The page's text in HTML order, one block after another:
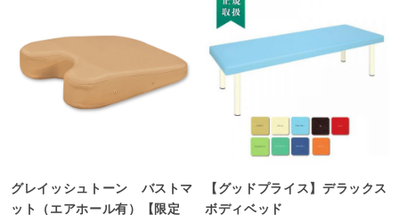
グレイッシュトーン バストマ
ット（エアホール有）【限定
【グッドプライス】デラックス
ボディベッド